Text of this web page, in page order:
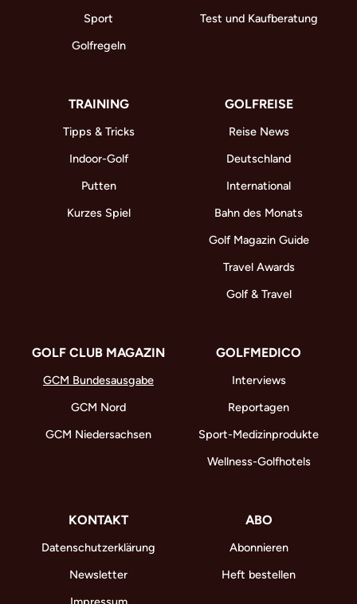
Sport
Golfregeln
Test und Kaufberatung
TRAINING
Tipps & Tricks
Indoor-Golf
Putten
Kurzes Spiel
GOLFREISE
Reise News
Deutschland
International
Bahn des Monats
Golf Magazin Guide
Travel Awards
Golf & Travel
GOLF CLUB MAGAZIN
GCM Bundesausgabe
GCM Nord
GCM Niedersachsen
GOLFMEDICO
Interviews
Reportagen
Sport-Medizinprodukte
Wellness-Golfhotels
KONTAKT
Datenschutzerklärung
Newsletter
ABO
Abonnieren
Heft bestellen